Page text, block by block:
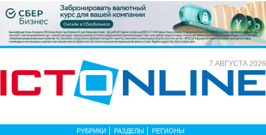
7 АВГУСТА 2026
РУБРИКИ РАЗДЕЛЫ РЕГИОНЫ